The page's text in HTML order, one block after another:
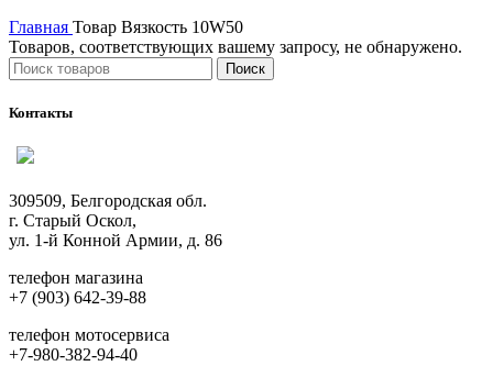
Главная Товар Вязкость 10W50
Товаров, соответствующих вашему запросу, не обнаружено.
Поиск
Контакты
309509, Белгородская обл.
г. Старый Оскол,
ул. 1-й Конной Армии, д. 86
телефон магазина
+7 (903) 642-39-88
телефон мотосервиса
+7-980-382-94-40